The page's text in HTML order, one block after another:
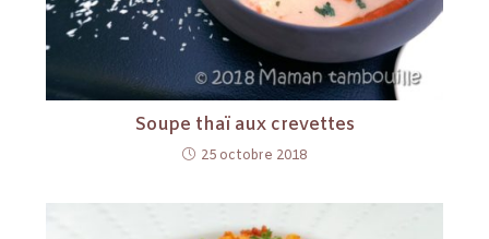
Soupe thaï aux crevettes
25 octobre 2018